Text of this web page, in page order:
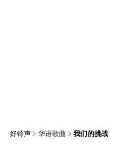
好铃声 华语歌曲 我们的挑战